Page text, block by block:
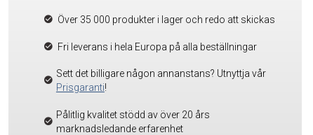
Över 35 000 produkter i lager och redo att skickas
Fri leverans i hela Europa på alla beställningar
Sett det billigare någon annanstans? Utnyttja vår
Prisgaranti!
Pålitlig kvalitet stödd av över 20 års
marknadsledande erfarenhet